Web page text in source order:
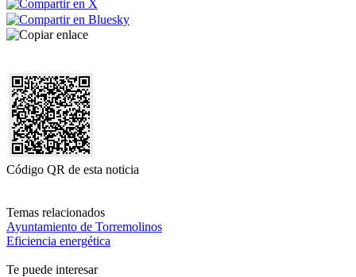
Código QR de esta noticia
Temas relacionados
Ayuntamiento de Torremolinos
Eficiencia energética
Te puede interesar